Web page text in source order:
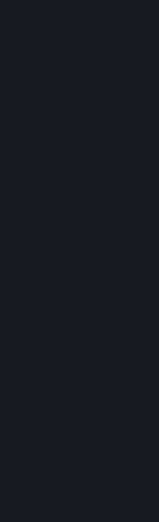
款）授予您将获得该等
世界不保证其会持续更
在某些软件正式上线发
平台向您提供该软件的测
并非必须使用测试版软
可以在遵守以下条款的
件为内容和服务的一部分
您使用测试版软件的
到附加条款和/或适用
完美世界或完美世界
用测试版软件的建议
馈或者数据会被视为
除了应适用第9条（
权和责任限制条款以
软件的目的仅为测试
以及其关联方提供有
馈；测试版软件并非
性问题，或对您的计
损坏。如果您选择安
测试和改进软件的目
可的系统上使用或在
式损害之情形下使用
受限于许可方协议的规